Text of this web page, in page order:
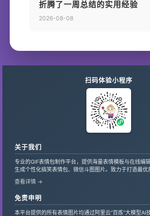
折腾了一周总结的实用经验
2026-08-08
扫码体验小程序
关于我们
专业的GIF表情包制作平台，提供海量表情模板与在线编
生成个性化搞笑表情包、微信斗图图片。致力于打造最优
服务，支持自定义文字、贴纸，让创意轻松变现。
查看详情 →
免责申明
本平台提供的所有表情图片均通过阿里云“百炼”大模型AI